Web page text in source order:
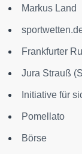
Markus Land
Frankfurter
Jura Strauß
Initiative für
Pomellato
Börse